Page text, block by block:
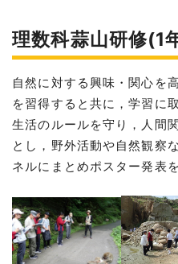
理数科蒜山研修(1
自然に対する興味・関心を
を習得すると共に，学習に
生活のルールを守り，人間
とし，野外活動や自然観察
ネルにまとめポスター発表